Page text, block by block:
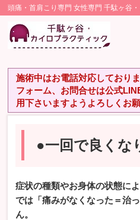
頭痛・首肩こり専門 女性専門 千駄ヶ谷
施術中はお電話対応しており
フォーム、お問合せは公式
用下さいますようよろしくお
●一回で良くな
症状の種類やお身体の状態に
では「痛みがなくなった＝治
ん。